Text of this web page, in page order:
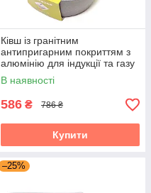
Ківш із гранітним
антипригарним покриттям з
алюмінію для індукції та газу
(1.2 л) Kamille KM-4282GR
В наявності
586 ₴ 786 ₴
Купити
–25%